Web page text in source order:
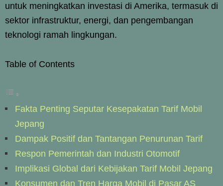
untuk meningkatkan investasi di Amerika, termasuk di
sektor infrastruktur, energi, dan pengembangan
teknologi ramah lingkungan.
Table of Contents
Fakta Penting Seputar Kesepakatan Tarif Mobil
Jepang
Dampak Positif dan Tantangan Penurunan Tarif
Respon Pemerintah dan Industri Otomotif
Implikasi Global dari Kebijakan Tarif Mobil Jepang
Konsumen dan Tren Harga Mobil di Pasar AS